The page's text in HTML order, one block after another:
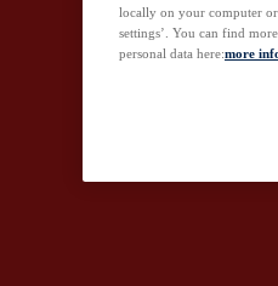
locally on your computer or
settings’. You can find
personal data here:more